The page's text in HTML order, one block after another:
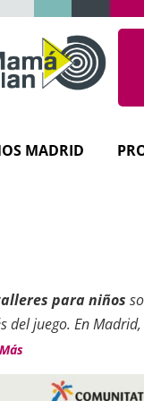
MADRID
para niños
del juego. En
diversa y en